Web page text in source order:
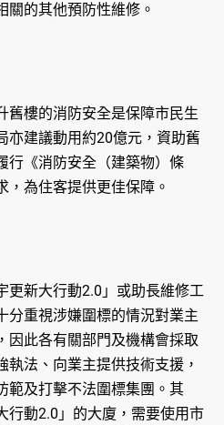
關的其他預防性維修。
舊樓的消防安全是保障市民生
亦建議動用約20億元，資助舊
行《消防安全（建築物）條
，為住客提供更佳保障。
更新大行動2.0」或助長維修工
分重視涉嫌圍標的情況對業主
因此各有關部門及機構會採取
執法、向業主提供技術支援，
範及打擊不法圍標集團。其
行動2.0」的大廈，需要使用市